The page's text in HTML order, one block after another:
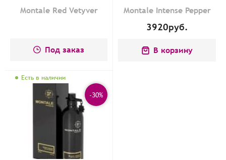
Montale Red Vetyver
Под заказ
Montale Intense Pepper
3920руб.
В корзину
Есть в наличии
-30%